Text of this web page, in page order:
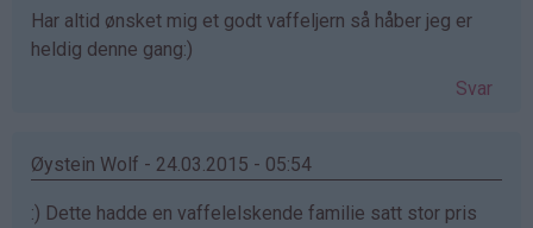
Har altid ønsket mig et godt vaffeljern så håber jeg er
heldig denne gang:)
Svar
Øystein Wolf - 24.03.2015 - 05:54
:) Dette hadde en vaffelelskende familie satt stor pris